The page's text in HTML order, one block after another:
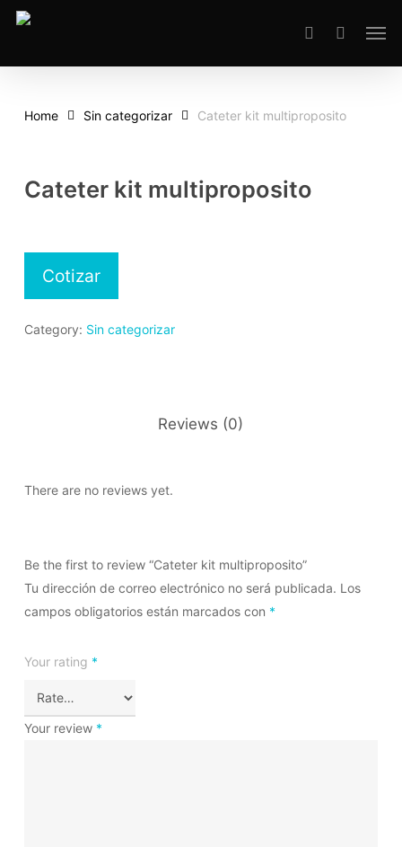
Skip
search
Home Sin categorizar Cateter kit multiproposito
Cateter kit multiproposito
Cotizar
Category: Sin categorizar
Reviews (0)
There are no reviews yet.
Be the first to review “Cateter kit multiproposito”
Tu dirección de correo electrónico no será publicada. Los
campos obligatorios están marcados con *
Your rating *
Your review *